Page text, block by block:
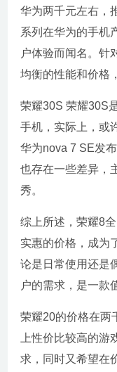
华为两千元左右，
系列在华为的手机
户体验而闻名。针
均衡的性能和价格
荣耀30S 荣耀30S
手机，实际上，或
华为nova 7 SE发
也存在一些差异，
秀。
综上所述，荣耀8
实惠的价格，成为
论是日常使用还是
户的需求，是一款
荣耀20的价格在两
上性价比较高的
求，同时又希望在